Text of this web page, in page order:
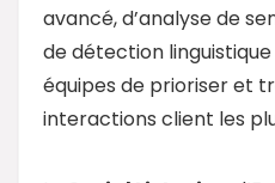
avancé, d’analyse de
de détection
équipes de prioriser et
interactions client les